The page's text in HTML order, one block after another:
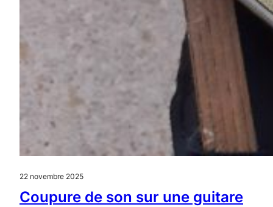
22 novembre 2025
Coupure de son sur une guitare